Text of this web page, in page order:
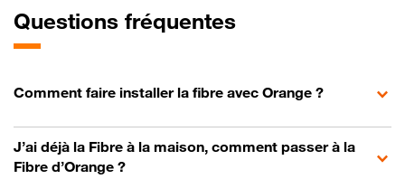
Questions fréquentes
Comment faire installer la fibre avec Orange ?
J’ai déjà la Fibre à la maison, comment passer à la
Fibre d’Orange ?